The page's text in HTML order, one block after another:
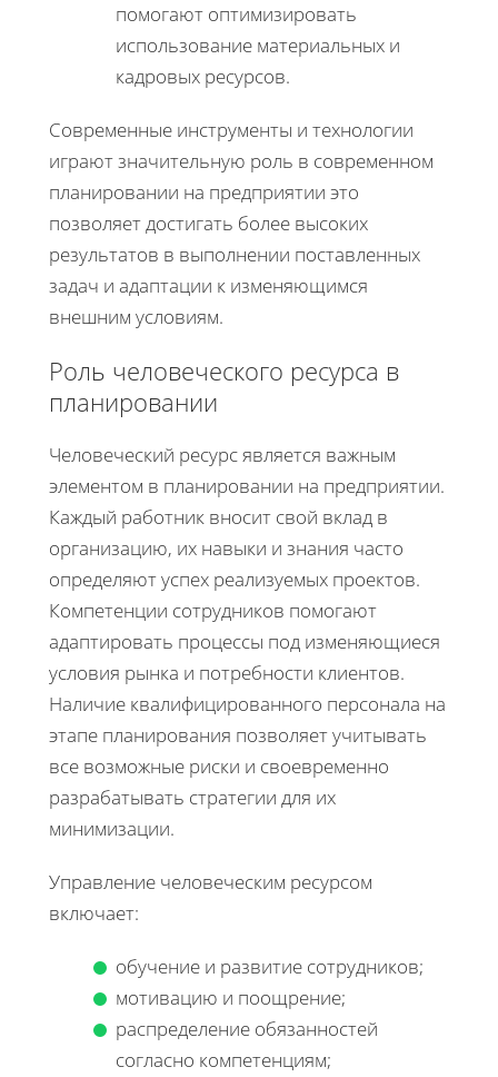
помогают оптимизировать
использование материальных и
кадровых ресурсов.
Современные инструменты и технологии
играют значительную роль в современном
планировании на предприятии это
позволяет достигать более высоких
результатов в выполнении поставленных
задач и адаптации к изменяющимся
внешним условиям.
Роль человеческого ресурса в
планировании
Человеческий ресурс является важным
элементом в планировании на предприятии.
Каждый работник вносит свой вклад в
организацию, их навыки и знания часто
определяют успех реализуемых проектов.
Компетенции сотрудников помогают
адаптировать процессы под изменяющиеся
условия рынка и потребности клиентов.
Наличие квалифицированного персонала на
этапе планирования позволяет учитывать
все возможные риски и своевременно
разрабатывать стратегии для их
минимизации.
Управление человеческим ресурсом
включает:
обучение и развитие сотрудников;
мотивацию и поощрение;
распределение обязанностей
согласно компетенциям;